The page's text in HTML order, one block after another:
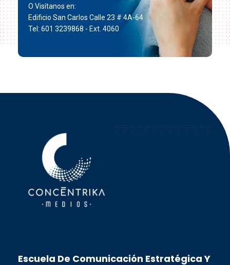
O Visítanos en:
Edificio San Carlos Calle 23 # 4A-64
Tel: 601 3239868 - Ext. 4060
Escuela De Comunicación Estratégica Y